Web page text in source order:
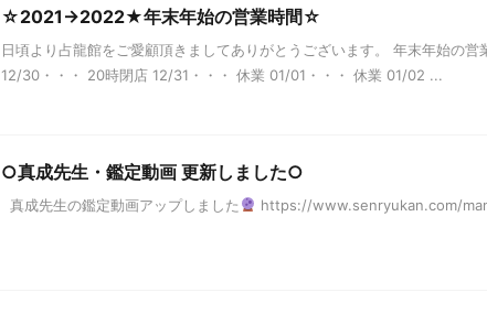
☆2021→2022★年末年始の営業時間☆
日頃より占龍館をご愛顧頂きましてありがとうございます。 年末年始の
12/30・・・ 20時閉店 12/31・・・ 休業 01/01・・・ 休業 01/02 ...
○真成先生・鑑定動画 更新しました○
真成先生の鑑定動画アップしました https://www.senryukan.com/